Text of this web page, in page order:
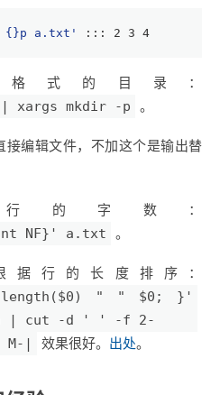
{}p a.txt' ::: 2 3 4
式的目录：
xargs mkdir -p 。
接编辑文件，不加这个是输出替
的字数：
NF}' a.txt 。
据行的长度排序：
" " $0; }'
| cut -d ' ' -f 2-
M-| 效果很好。 出处。